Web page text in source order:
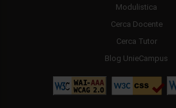
Modulistica
Cerca Docente
Cerca Tutor
Blog UnieCampus